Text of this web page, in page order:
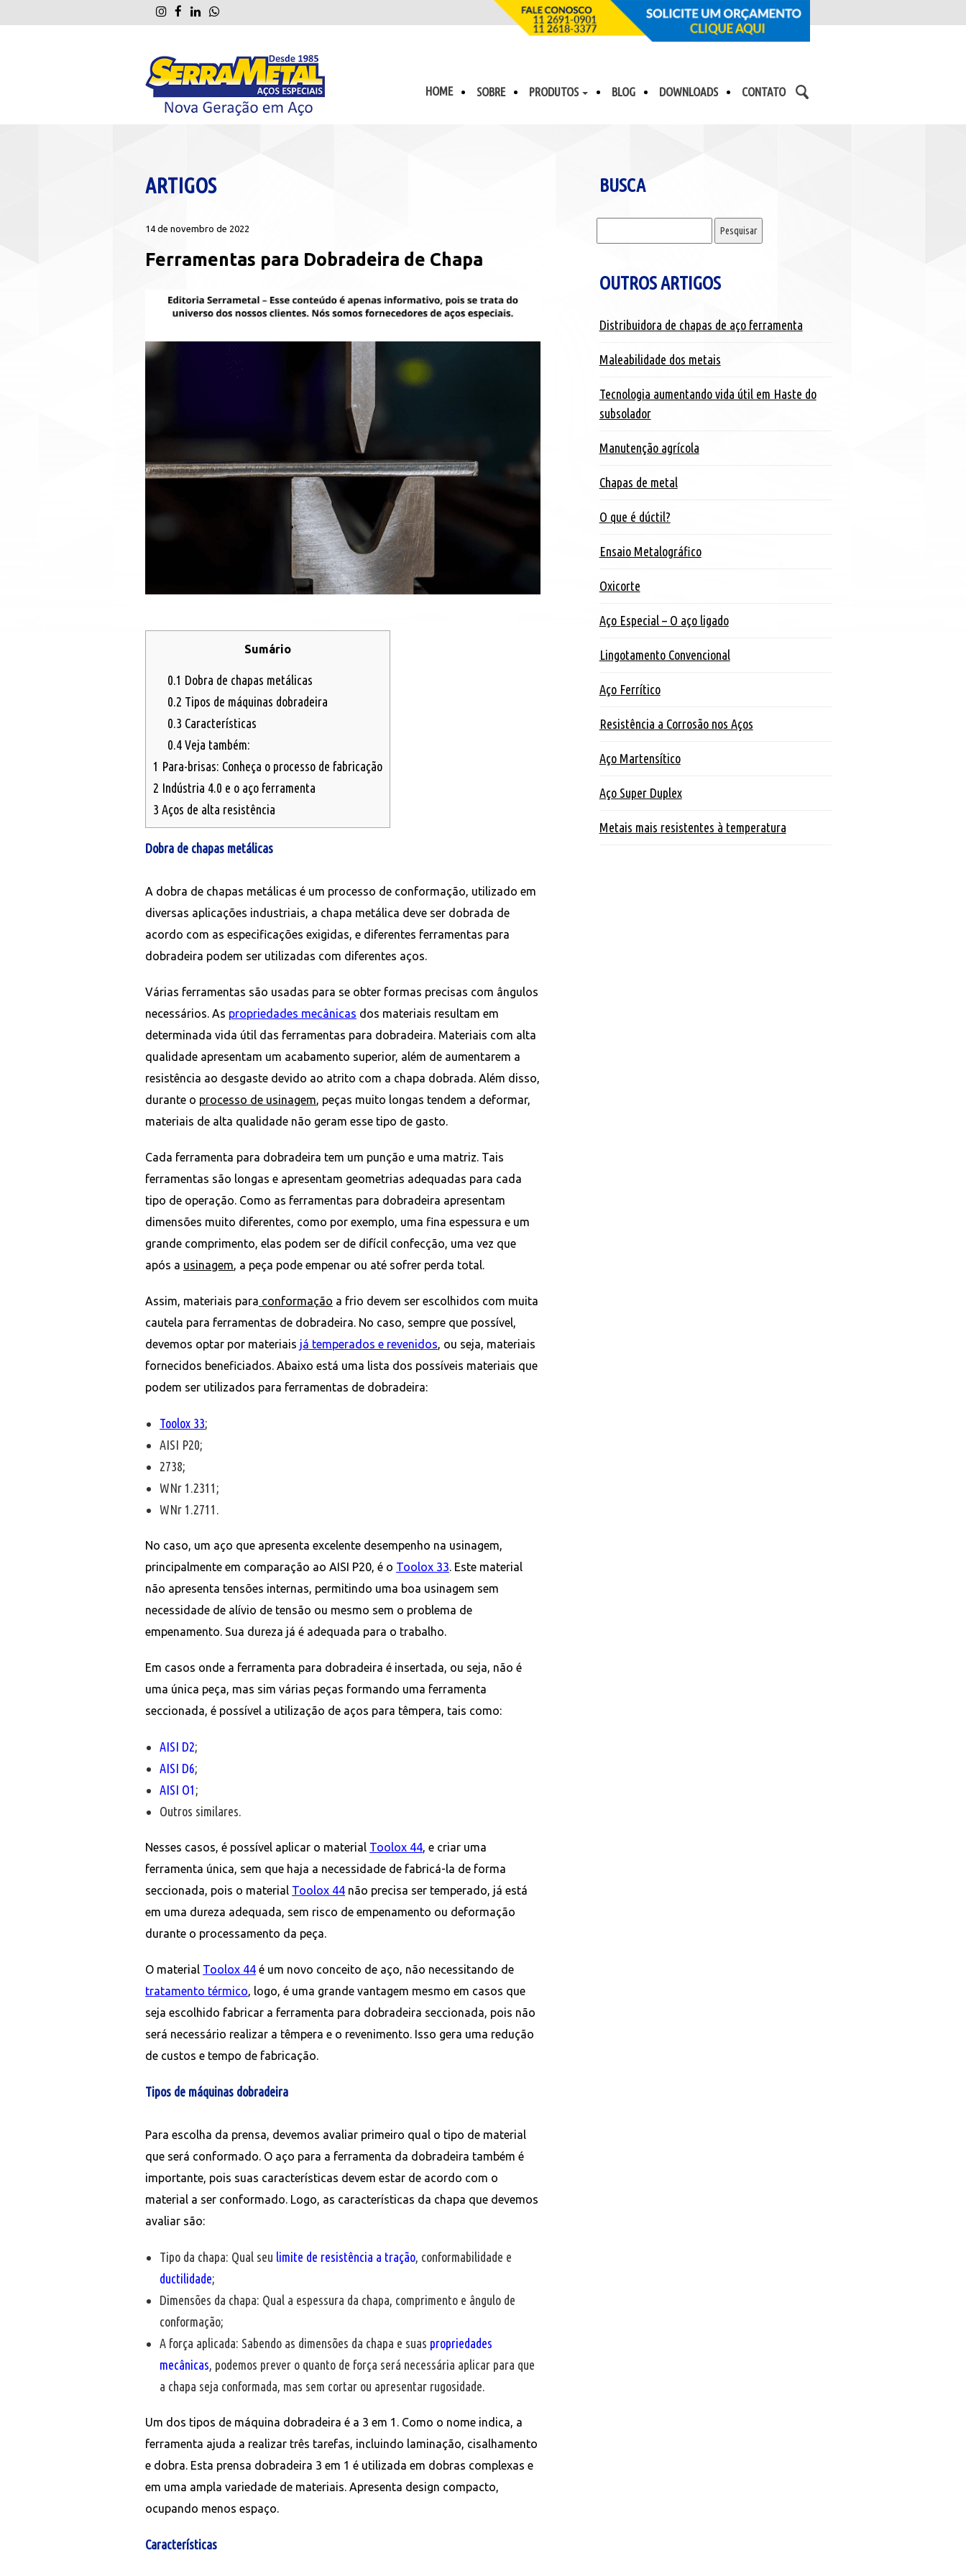
HOME SOBRE PRODUTOS BLOG DOWNLOADS CONTATO
ARTIGOS
14 de novembro de 2022
Ferramentas para Dobradeira de Chapa
Sumário
0.1 Dobra de chapas metálicas
0.2 Tipos de máquinas dobradeira
0.3 Características
0.4Veja também:
1 Para-brisas: Conheça o processo de fabricação
2 Indústria 4.0 e o aço ferramenta
3 Aços de alta resistência
Dobra de chapas metálicas
A dobra de chapas metálicas é um processo de conformação, utilizado em
diversas aplicações industriais, a chapa metálica deve ser dobrada de
acordo com as especificações exigidas, e diferentes ferramentas para
dobradeira podem ser utilizadas com diferentes aços.
Várias ferramentas são usadas para se obter formas precisas com ângulos
necessários. As propriedades mecânicas dos materiais resultam em
determinada vida útil das ferramentas para dobradeira. Materiais com alta
qualidade apresentam um acabamento superior, além de aumentarem a
resistência ao desgaste devido ao atrito com a chapa dobrada. Além disso,
durante o processo de usinagem, peças muito longas tendem a deformar,
materiais de alta qualidade não geram esse tipo de gasto.
Cada ferramenta para dobradeira tem um punção e uma matriz. Tais
ferramentas são longas e apresentam geometrias adequadas para cada
tipo de operação. Como as ferramentas para dobradeira apresentam
dimensões muito diferentes, como por exemplo, uma fina espessura e um
grande comprimento, elas podem ser de difícil confecção, uma vez que
após a usinagem, a peça pode empenar ou até sofrer perda total.
Assim, materiais para conformação a frio devem ser escolhidos com muita
cautela para ferramentas de dobradeira. No caso, sempre que possível,
devemos optar por materiais já temperados e revenidos, ou seja, materiais
fornecidos beneficiados. Abaixo está uma lista dos possíveis materiais que
podem ser utilizados para ferramentas de dobradeira:
Toolox 33;
AISI P20;
2738;
WNr 1.2311;
WNr 1.2711.
No caso, um aço que apresenta excelente desempenho na usinagem,
principalmente em comparação ao AISI P20, é o Toolox 33. Este material
não apresenta tensões internas, permitindo uma boa usinagem sem
necessidade de alívio de tensão ou mesmo sem o problema de
empenamento. Sua dureza já é adequada para o trabalho.
Em casos onde a ferramenta para dobradeira é insertada, ou seja, não é
uma única peça, mas sim várias peças formando uma ferramenta
seccionada, é possível a utilização de aços para têmpera, tais como:
AISI D2;
AISI D6;
AISI O1 ;
Outros similares.
Nesses casos, é possível aplicar o material Toolox 44, e criar uma
ferramenta única, sem que haja a necessidade de fabricá-la de forma
seccionada, pois o material Toolox 44 não precisa ser temperado, já está
em uma dureza adequada, sem risco de empenamento ou deformação
durante o processamento da peça.
O material Toolox 44 é um novo conceito de aço, não necessitando de
tratamento térmico, logo, é uma grande vantagem mesmo em casos que
seja escolhido fabricar a ferramenta para dobradeira seccionada, pois não
será necessário realizar a têmpera e o revenimento. Isso gera uma redução
de custos e tempo de fabricação.
Tipos de máquinas dobradeira
Para escolha da prensa, devemos avaliar primeiro qual o tipo de material
que será conformado. O aço para a ferramenta da dobradeira também é
importante, pois suas características devem estar de acordo com o
material a ser conformado. Logo, as características da chapa que devemos
avaliar são:
Tipo da chapa: Qual seu limite de resistência a tração , conformabilidade e
ductilidade;
Dimensões da chapa: Qual a espessura da chapa, comprimento e ângulo de
conformação;
A força aplicada: Sabendo as dimensões da chapa e suas propriedades
mecânicas , podemos prever o quanto de força será necessária aplicar para que
a chapa seja conformada, mas sem cortar ou apresentar rugosidade.
Um dos tipos de máquina dobradeira é a 3 em 1. Como o nome indica, a
ferramenta ajuda a realizar três tarefas, incluindo laminação, cisalhamento
e dobra. Esta prensa dobradeira 3 em 1 é utilizada em dobras complexas e
em uma ampla variedade de materiais. Apresenta design compacto,
ocupando menos espaço.
Características
BUSCA
OUTROS ARTIGOS
Distribuidora de chapas de aço ferramenta
Maleabilidade dos metais
Tecnologia aumentando vida útil em Haste do
subsolador
Manutenção agrícola
Chapas de metal
O que é dúctil?
Ensaio Metalográfico
Oxicorte
Aço Especial – O aço ligado
Lingotamento Convencional
Aço Ferrítico
Resistência a Corrosão nos Aços
Aço Martensítico
Aço Super Duplex
Metais mais resistentes à temperatura